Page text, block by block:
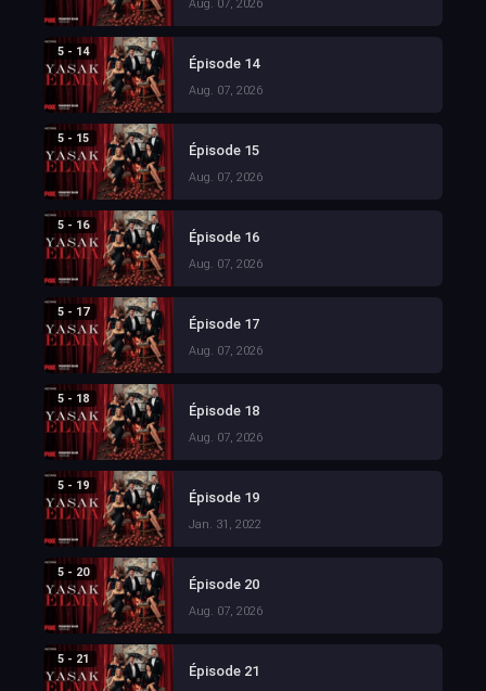
Aug. 07, 2026
5 - 14
Épisode 14
Aug. 07, 2026
5 - 15
Épisode 15
Aug. 07, 2026
5 - 16
Épisode 16
Aug. 07, 2026
5 - 17
Épisode 17
Aug. 07, 2026
5 - 18
Épisode 18
Aug. 07, 2026
5 - 19
Épisode 19
Jan. 31, 2022
5 - 20
Épisode 20
Aug. 07, 2026
5 - 21
Épisode 21